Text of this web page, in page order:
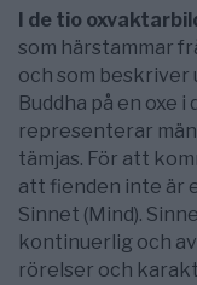
I de tio
som härstammar
och som
Buddha på en oxe
representerar
tämjas. För att
att fienden inte är
Sinnet (Mind).
kontinuerlig och
rörelser och